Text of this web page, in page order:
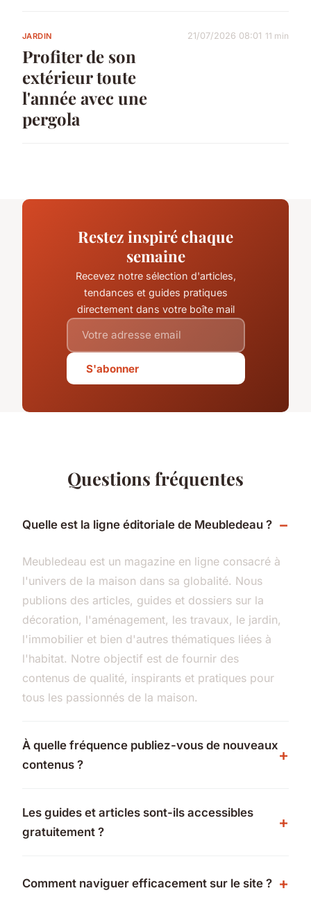
JARDIN
Profiter de son
extérieur toute
l'année avec une
pergola
21/07/2026 08:01 11 min
Restez inspiré chaque
semaine
Recevez notre sélection d'articles,
tendances et guides pratiques
directement dans votre boîte mail
S'abonner
Questions fréquentes
Quelle est la ligne éditoriale de Meubledeau ?
Meubledeau est un magazine en ligne consacré à
l'univers de la maison dans sa globalité. Nous
publions des articles, guides et dossiers sur la
décoration, l'aménagement, les travaux, le jardin,
l'immobilier et bien d'autres thématiques liées à
l'habitat. Notre objectif est de fournir des
contenus de qualité, inspirants et pratiques pour
tous les passionnés de la maison.
À quelle fréquence publiez-vous de nouveaux
contenus ?
Les guides et articles sont-ils accessibles
gratuitement ?
Comment naviguer efficacement sur le site ?